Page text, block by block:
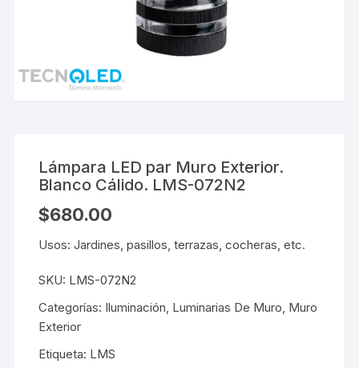
Lámpara LED par Muro Exterior.
Blanco Cálido. LMS-072N2
$680.00
Usos: Jardines, pasillos, terrazas, cocheras, etc.
SKU: LMS-072N2
Categorías: Iluminación Luminarias De Muro Muro
Exterior
Etiqueta: LMS